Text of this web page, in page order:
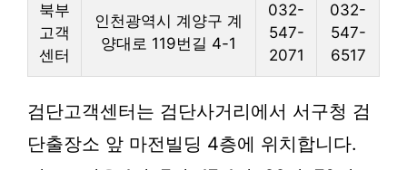
북부
고객
센터
인천광역시 계양구 계
양대로 119번길 4-1
032-
547-
2071
032-
547-
6517
검단고객센터는 검단사거리에서 서구청 검
단출장소 앞 마전빌딩 4층에 위치합니다.